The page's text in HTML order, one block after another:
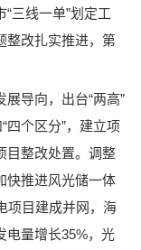
三线一单”划定工
整改扎实推进，第
导向，出台“两高”
四个区分”，建立项
目整改处置。调整
快推进风光储一体
项目建成并网，海
电量增长35%，光